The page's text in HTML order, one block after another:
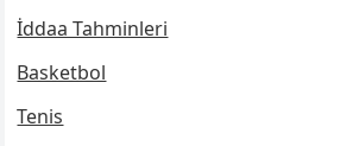
İddaa Tahminleri
Basketbol
Tenis